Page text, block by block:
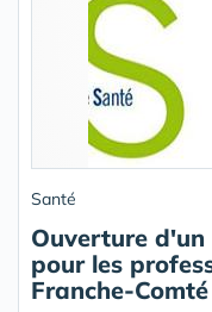
Santé
Ouverture
pour les
Franche-Comté